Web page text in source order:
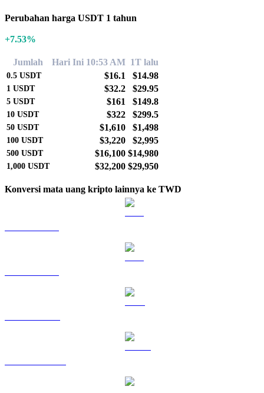
Perubahan harga USDT 1 tahun
+7.53%
Jumlah Hari Ini 10:53 AM 1T lalu
0.5 USDT $16.1 $14.98
1 USDT $32.2 $29.95
5 USDT $161 $149.8
10 USDT $322 $299.5
50 USDT $1,610 $1,498
100 USDT $3,220 $2,995
500 USDT $16,100 $14,980
1,000 USDT $32,200 $29,950
Konversi mata uang kripto lainnya ke TWD